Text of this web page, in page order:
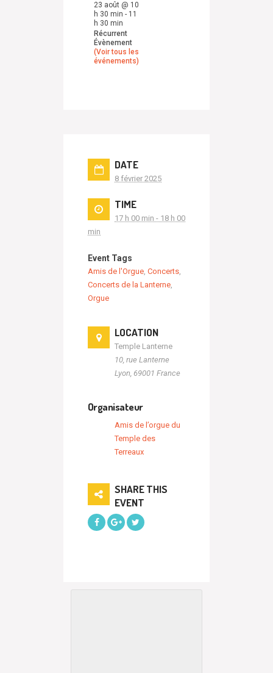
23 août @ 10
h 30 min - 11
h 30 min
Récurrent
Évènement
(Voir tous les
événements)
DATE
8 février 2025
TIME
17 h 00 min - 18 h 00
min
Event Tags
Amis de l'Orgue Concerts
Concerts de la Lanterne
Orgue
LOCATION
Temple Lanterne
10, rue Lanterne
Lyon 69001 France
Organisateur
Amis de l’orgue du
Temple des
Terreaux
SHARE THIS
EVENT